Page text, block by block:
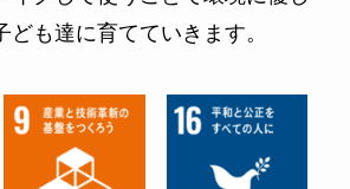
ども達に育てていきます。